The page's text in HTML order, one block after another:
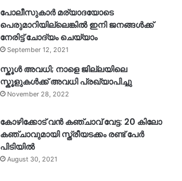
പോലീസുകാര്‍ മര്യാദയോടെ
പെരുമാറിയില്ലെങ്കില്‍ ഇനി ജനങ്ങള്‍ക്ക്
നേരിട്ട് ചോദ്യം ചെയ്യാം
September 12, 2021
സ്കൂൾ അവധി; നാളെ ജില്ലയിലെ
സ്കൂളുകൾക്ക് അവധി പ്രഖ്യാപിച്ചു
November 28, 2022
കോഴിക്കോട് വൻ കഞ്ചാവ് വേട്ട: 20 കിലോ
കഞ്ചാവുമായി സ്ത്രീയടക്കം രണ്ട് പേർ
പിടിയിൽ
August 30, 2021